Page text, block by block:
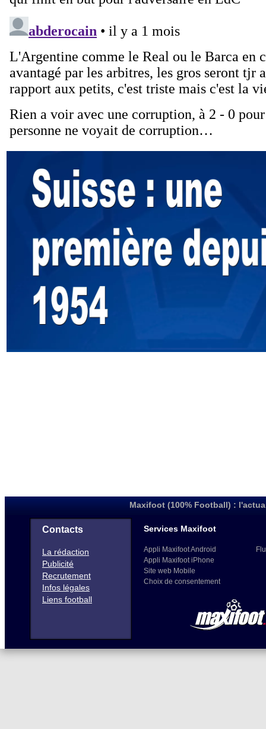
Maxifoot (100% Football) :
Contacts
La rédaction
Publicité
Recrutement
Infos légales
Liens football
Services Maxifoot
Appli Maxifoot Android
Appli Maxifoot iPhone
Site web Mobile
Choix de consentement